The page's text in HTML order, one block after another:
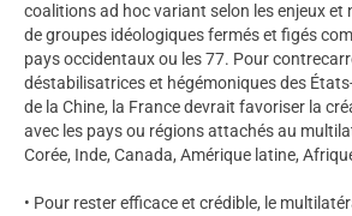
coalitions ad hoc variant selon les enjeux et
de groupes idéologiques fermés et figés
pays occidentaux ou les 77. Pour
déstabilisatrices et hégémoniques des
de la Chine, la France devrait favoriser la
avec les pays ou régions attachés au
Corée, Inde, Canada, Amérique latine,
• Pour rester efficace et crédible, le